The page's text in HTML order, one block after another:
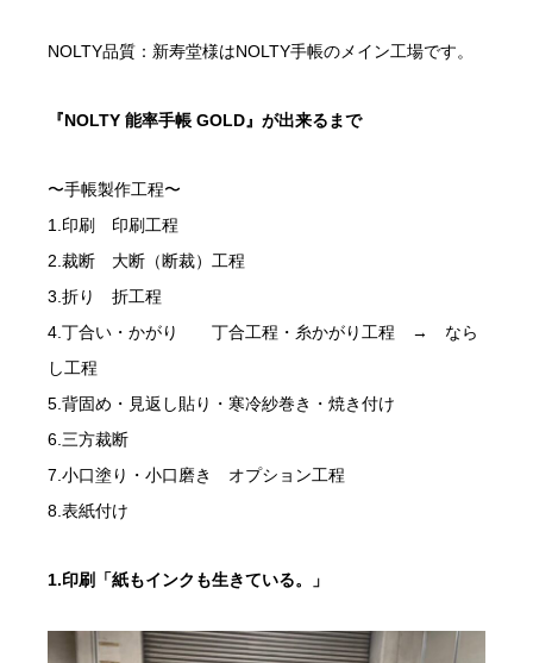
NOLTY品質：新寿堂様はNOLTY手帳のメイン工場です。
『NOLTY 能率手帳 GOLD』が出来るまで
〜手帳製作工程〜
1.印刷 印刷工程
2.裁断 大断（断裁）工程
3.折り 折工程
4.丁合い・かがり 丁合工程・糸かがり工程 → なら
し工程
5.背固め・見返し貼り・寒冷紗巻き・焼き付け
6.三方裁断
7.小口塗り・小口磨き オプション工程
8.表紙付け
1.印刷「紙もインクも生きている。」